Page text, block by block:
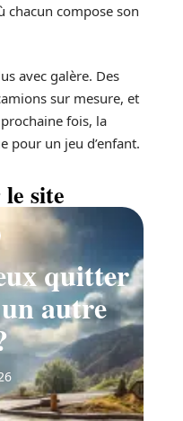
chacun compose son
avec galère. Des
sur mesure, et
fois, la
pour un jeu d’enfant.
site
quitter
autre